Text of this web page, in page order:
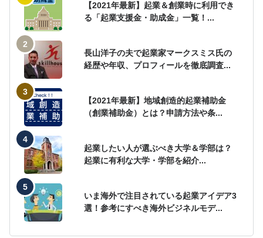
【2021年最新】起業＆創業時に利用でき
る「起業支援金・助成金」一覧！...
長山洋子の夫で起業家マークスミス氏の
経歴や年収、プロフィールを徹底調査...
【2021年最新】地域創造的起業補助金
（創業補助金）とは？申請方法や条...
起業したい人が選ぶべき大学＆学部は？
起業に有利な大学・学部を紹介...
いま海外で注目されている起業アイデア3
選！参考にすべき海外ビジネルモデ...